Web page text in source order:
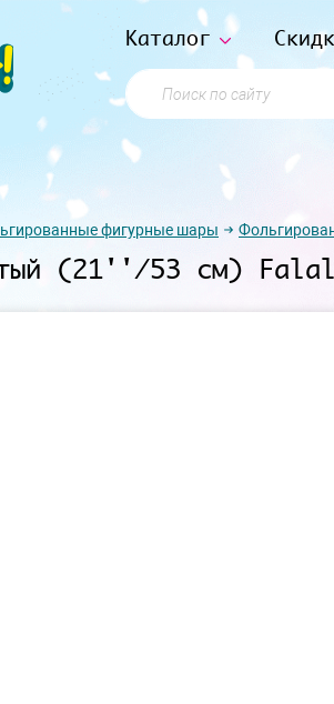
Каталог
Поиск по сайту
фигурные шары
(21''/53 см)